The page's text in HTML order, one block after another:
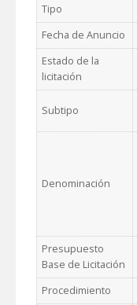
Tipo
Fecha de Anuncio
Estado de la
licitación
Subtipo
Denominación
Presupuesto
Base de Licitación
Procedimiento